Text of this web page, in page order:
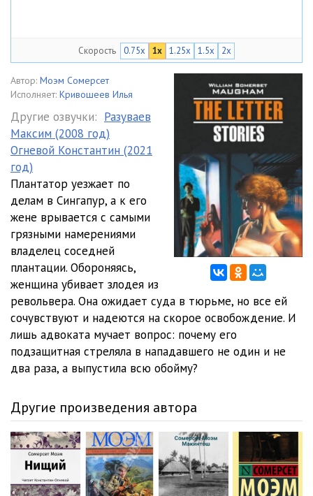
Скорость 0.75x 1x 1.25x 1.5x 2x
Автор: Моэм Сомерсет
Исполняет: Кривошеев Илья
Другие озвучки: Разуваев
Максим (2008 год)
Огневой Константин (2021
год)
Плантатор уезжает по
делам в Сингапур, а к его
жене врывается с самыми
грязными намерениями
владелец соседней
плантации. Обороняясь,
женщина убивает злодея из
револьвера. Она ожидает суда в тюрьме, но все ей
сочувствуют и надеются на скорое освобождение. И
лишь адвоката мучает вопрос: почему его
подзащитная стреляла в нападавшего не один и не
два раза, а выпустила всю обойму?
Другие произведения автора